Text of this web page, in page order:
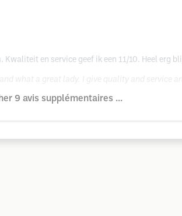
en service geef ik een 11/10. Heel erg
what a great lady. I give quality and service
9 avis supplémentaires ...